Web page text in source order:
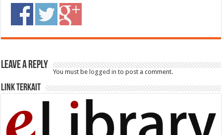
Leave a Reply
You must be logged in to post a comment.
Link Terkait